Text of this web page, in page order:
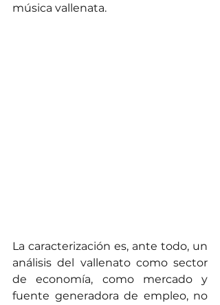
música vallenata.
La caracterización es, ante todo, un
análisis del vallenato como sector
de economía, como mercado y
fuente generadora de empleo, no